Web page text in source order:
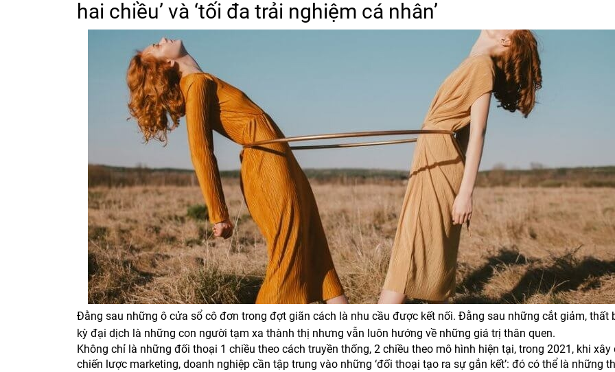
hai chiều’ và ‘tối đa trải nghiệm cá nhân’
Đằng sau những ô cửa sổ cô đơn trong đợt giãn cách là nhu cầu được kết nối. Đằng sau những cắt giảm, thất
kỳ đại dịch là những con người tạm xa thành thị nhưng vẫn luôn hướng về những giá trị thân quen.
Không chỉ là những đối thoại 1 chiều theo cách truyền thống, 2 chiều theo mô hình hiện tại, trong 2021, khi xây
chiến lược marketing, doanh nghiệp cần tập trung vào những ‘đối thoại tạo ra sự gắn kết’: đó có thể là những